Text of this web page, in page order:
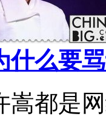
什么要
嵩都是